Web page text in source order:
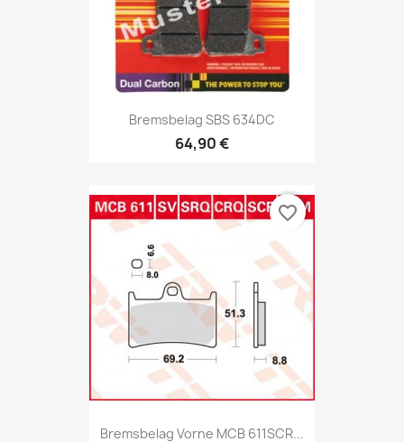
Bremsbelag SBS 634DC
64,90 €
Bremsbelag Vorne MCB 611SCR...
favorite_border